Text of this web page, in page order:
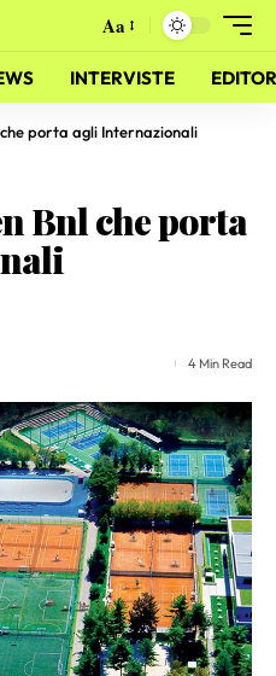
Aa
INTERVISTE
che porta agli Internazionali
Bnl che porta
4 Min Read